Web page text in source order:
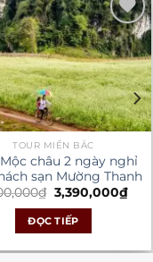
Yêu
Thích
TOUR MIỀN BẮC
châu 2 ngày nghỉ
sạn Mường Thanh
₫ Giá
gốc
là:
3,500,000₫.
3,390,000₫Giá
hiện
ĐỌC TIẾP